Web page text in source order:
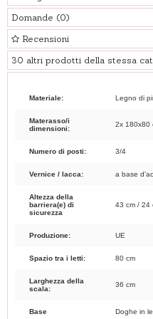
Domande (0)
Recensioni
30 altri prodotti della stessa
Materiale: Legno di
Materasso/i
dimensioni:
2x 180x80
Numero di posti: 3/4
Vernice / lacca: a base
Altezza della
barriera(e) di
sicurezza
43 cm / 24
Produzione: UE
Spazio tra i letti: 80 cm
Larghezza della
scala:
36 cm
Base Doghe in